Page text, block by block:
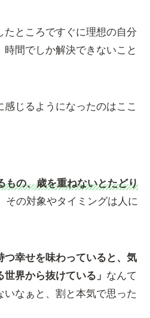
たところですぐに理想の自分
間でしか解決できないこと
じるようになったのはここ
もの、歳を重ねないとたどり
その対象やタイミングは人に
つ幸せを味わっていると、気
界から抜けている」 なんて
いなぁと、割と本気で思った